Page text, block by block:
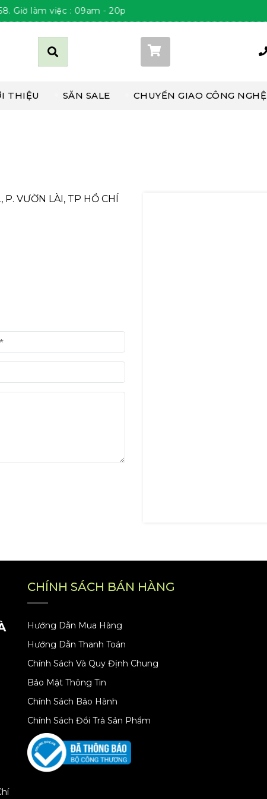
VƯỜN LÀI, TP HỒ CHÍ
làm việc : 09am - 20pm Thứ 2 đến Chủ Nhật
THIỆU SĂN SALE CHUYỂN GIAO CÔNG NGHỆ
CHÍNH SÁCH BÁN HÀNG
Hướng Dẫn Mua Hàng
Hướng Dẫn Thanh Toán
Chính Sách Và Quy Định Chung
Bảo Mật Thông Tin
Chính Sách Bảo Hành
Chính Sách Đổi Trả Sản Phẩm